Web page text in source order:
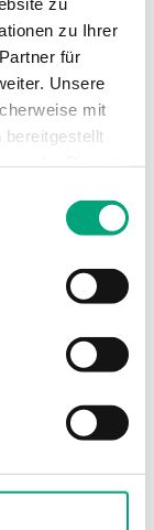
zu Ihrer
für
Unsere
mit
bereitgestellt
mm
24…250 V